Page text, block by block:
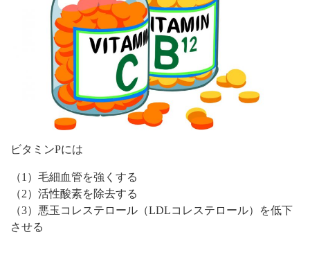
ビタミンPには
（1）毛細血管を強くする
（2）活性酸素を除去する
（3）悪玉コレステロール（LDLコレステロール）を低下
させる